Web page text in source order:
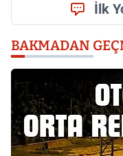
İlk
BAKMADAN